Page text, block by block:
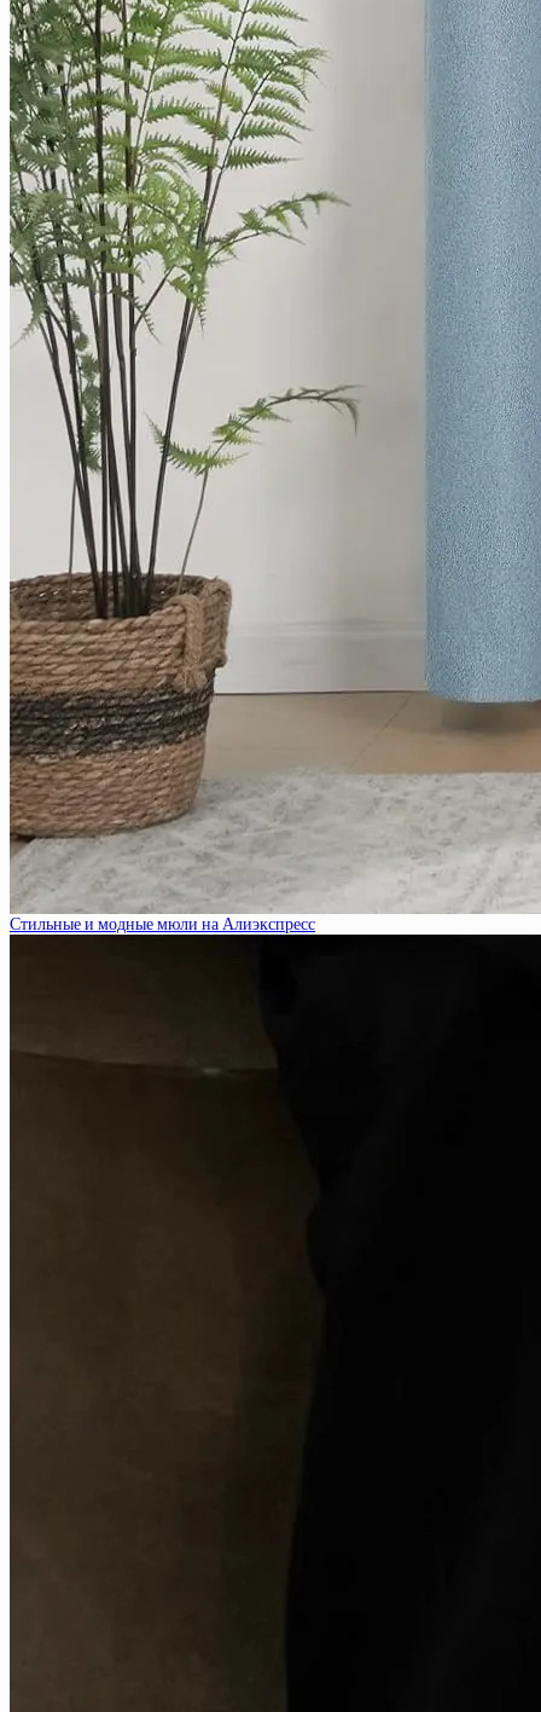
Стильные и модные мюли на Алиэкспресс